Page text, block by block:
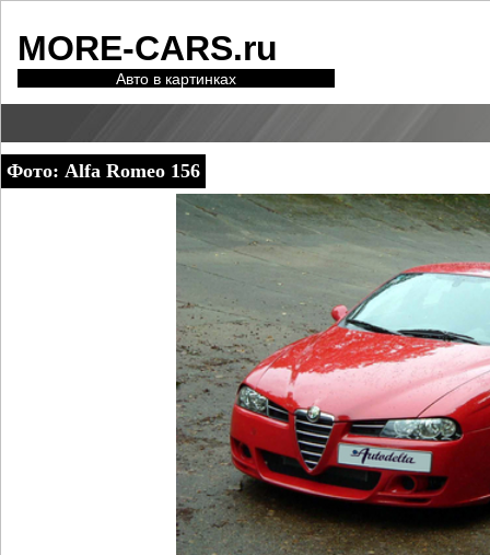
MORE-CARS.ru
Авто в картинках
Фото: Alfa Romeo 156